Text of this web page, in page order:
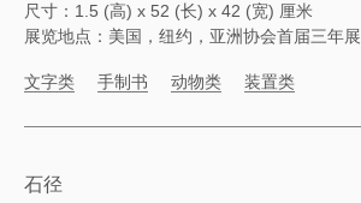
尺寸：1.5 (高) x 52 (长) x 42 (宽) 厘米
展览地点：美国，纽约，亚洲协会首届三年展
文字类 手制书 动物类 装置类
石径